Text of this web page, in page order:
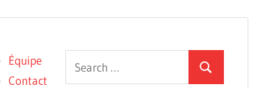
Search
for:
Search
Équipe
Contact